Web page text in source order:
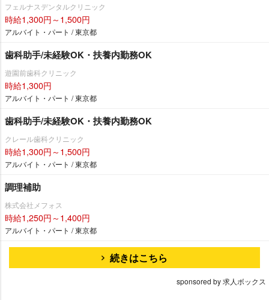
フェルナスデンタルクリニック
時給1,300円～1,500円
アルバイト・パート / 東京都
歯科助手/未経験OK・扶養内勤務OK
遊園前歯科クリニック
時給1,300円
アルバイト・パート / 東京都
歯科助手/未経験OK・扶養内勤務OK
クレール歯科クリニック
時給1,300円～1,500円
アルバイト・パート / 東京都
調理補助
株式会社メフォス
時給1,250円～1,400円
アルバイト・パート / 東京都
続きはこちら
sponsored by 求人ボックス